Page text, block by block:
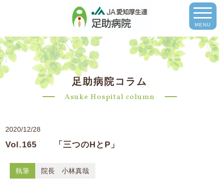
MENU
足助病院コラム
Asuke Hospital column
2020/12/28
Vol.165 「三つのHとP」
執筆 院長 小林真哉